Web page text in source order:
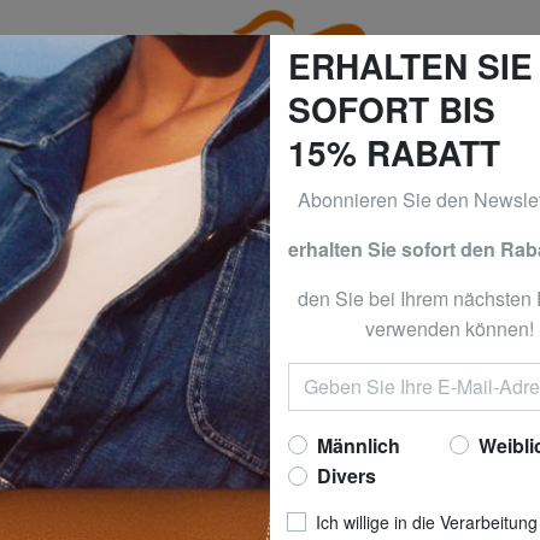
50% | -60% | -70% & BRACCIALINI a -50% | -60% | -70%
PRIMA CLASSE
ALVIERO
CLASSE
BROADWAY
Nun zu
empfohlener Preis
ERHALTEN SIE
SOFORT BIS
15% RABATT
Abonnieren Sie den
erhalten Sie sofort den
den Sie bei Ihrem nächsten
verwenden können!
Männlich
Divers
Ich willige in die Verarbeitung